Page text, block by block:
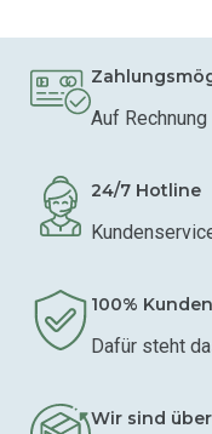
Auf Rechnung
24/7 Hotline
100%
Dafür steht
Wir sind